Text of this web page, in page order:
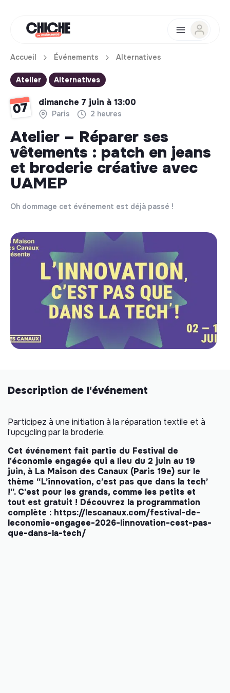
Accueil Événements Alternatives
Atelier Alternatives
07 dimanche 7 juin à 13:00
Paris 2 heures
Atelier – Réparer ses
vêtements : patch en jeans
et broderie créative avec
UAMEP
Oh dommage cet événement est déjà passé !
Description de l'événement
Participez à une initiation à la réparation textile et à
l’upcycling par la broderie.
Cet événement fait partie du Festival de
l'économie engagée qui a lieu du 2 juin au 19
juin, à La Maison des Canaux (Paris 19e) sur le
thème “L’innovation, c’est pas que dans la tech’
!”. C’est pour les grands, comme les petits et
tout est gratuit ! Découvrez la programmation
complète : https://lescanaux.com/festival-de-
leconomie-engagee-2026-linnovation-cest-pas-
que-dans-la-tech/